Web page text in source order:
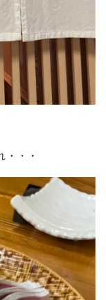
・・